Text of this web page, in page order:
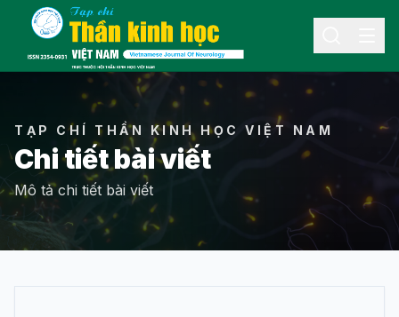
THÔNG TIN
Giới thiệu về tạp
chí
TẠP CHÍ THẦN KINH HỌC VIỆT NAM
Chi tiết bài viết
Mô tả chi tiết bài viết